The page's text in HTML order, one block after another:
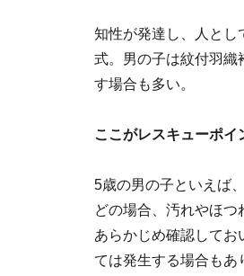
知性が発達し、人とし
式。男の子は紋付羽織
す場合も多い。
ここがレスキューポイ
5歳の男の子といえば
どの場合、汚れやほ
あらかじめ確認してお
ては発生する場合もあ